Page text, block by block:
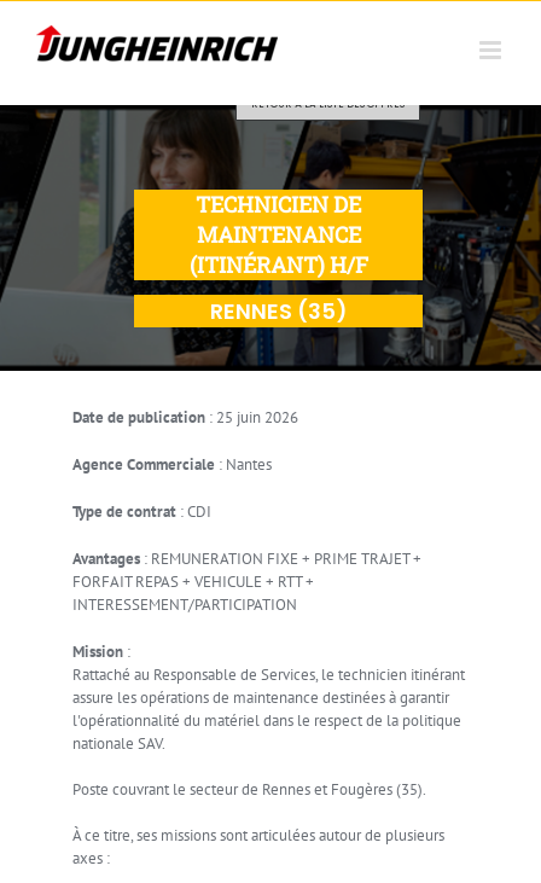
RETOUR À LA LISTE DES OFFRES
TECHNICIEN DE
MAINTENANCE
(ITINÉRANT) H/F
RENNES (35)
Date de publication : 25 juin 2026
Agence Commerciale : Nantes
Type de contrat :CDI
Avantages : REMUNERATION FIXE + PRIME TRAJET +
FORFAIT REPAS + VEHICULE + RTT +
INTERESSEMENT/PARTICIPATION
Mission :
Rattaché au Responsable de Services, le technicien itinérant
assure les opérations de maintenance destinées à garantir
l'opérationnalité du matériel dans le respect de la politique
nationale SAV.
Poste couvrant le secteur de Rennes et Fougères (35).
À ce titre, ses missions sont articulées autour de plusieurs
axes :